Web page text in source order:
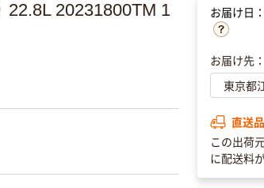
22.8L 20231800TM 1
お届け日
お届け先：
直送品
この出荷
に配送料